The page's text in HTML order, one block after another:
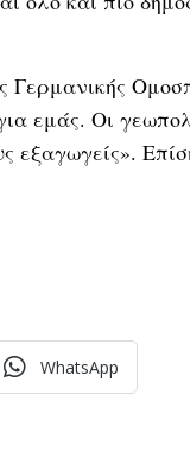
Γερμανικής
εμάς. Οι
εξαγωγείς».
WhatsApp